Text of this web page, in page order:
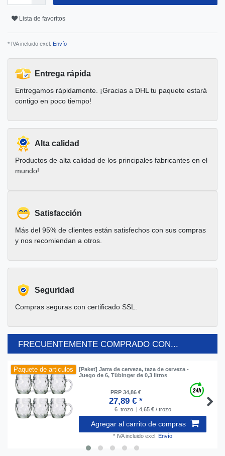
Lista de favoritos
* IVA incluido excl. Envío
Entrega rápida
Entregamos rápidamente. ¡Gracias a DHL tu paquete estará
contigo en poco tiempo!
Alta calidad
Productos de alta calidad de los principales fabricantes en el
mundo!
Satisfacción
Más del 95% de clientes están satisfechos con sus compras
y nos recomiendan a otros.
Seguridad
Compras seguras con certificado SSL.
FRECUENTEMENTE COMPRADO CON...
Paquete de articulos
[Paket] Jarra de cerveza, taza de cerveza -
Juego de 6, Tübinger de 0,3 litros
PRP 34,86 €
27,89 € *
6 trozo | 4,65 € / trozo
Agregar al carrito de compras
* IVA incluido excl. Envío